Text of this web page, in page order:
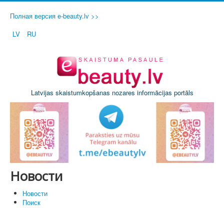
Полная версия e-beauty.lv >>
LV
RU
Latvijas skaistumkopšanas nozares informācijas portāls
Новости
Новости
Поиск